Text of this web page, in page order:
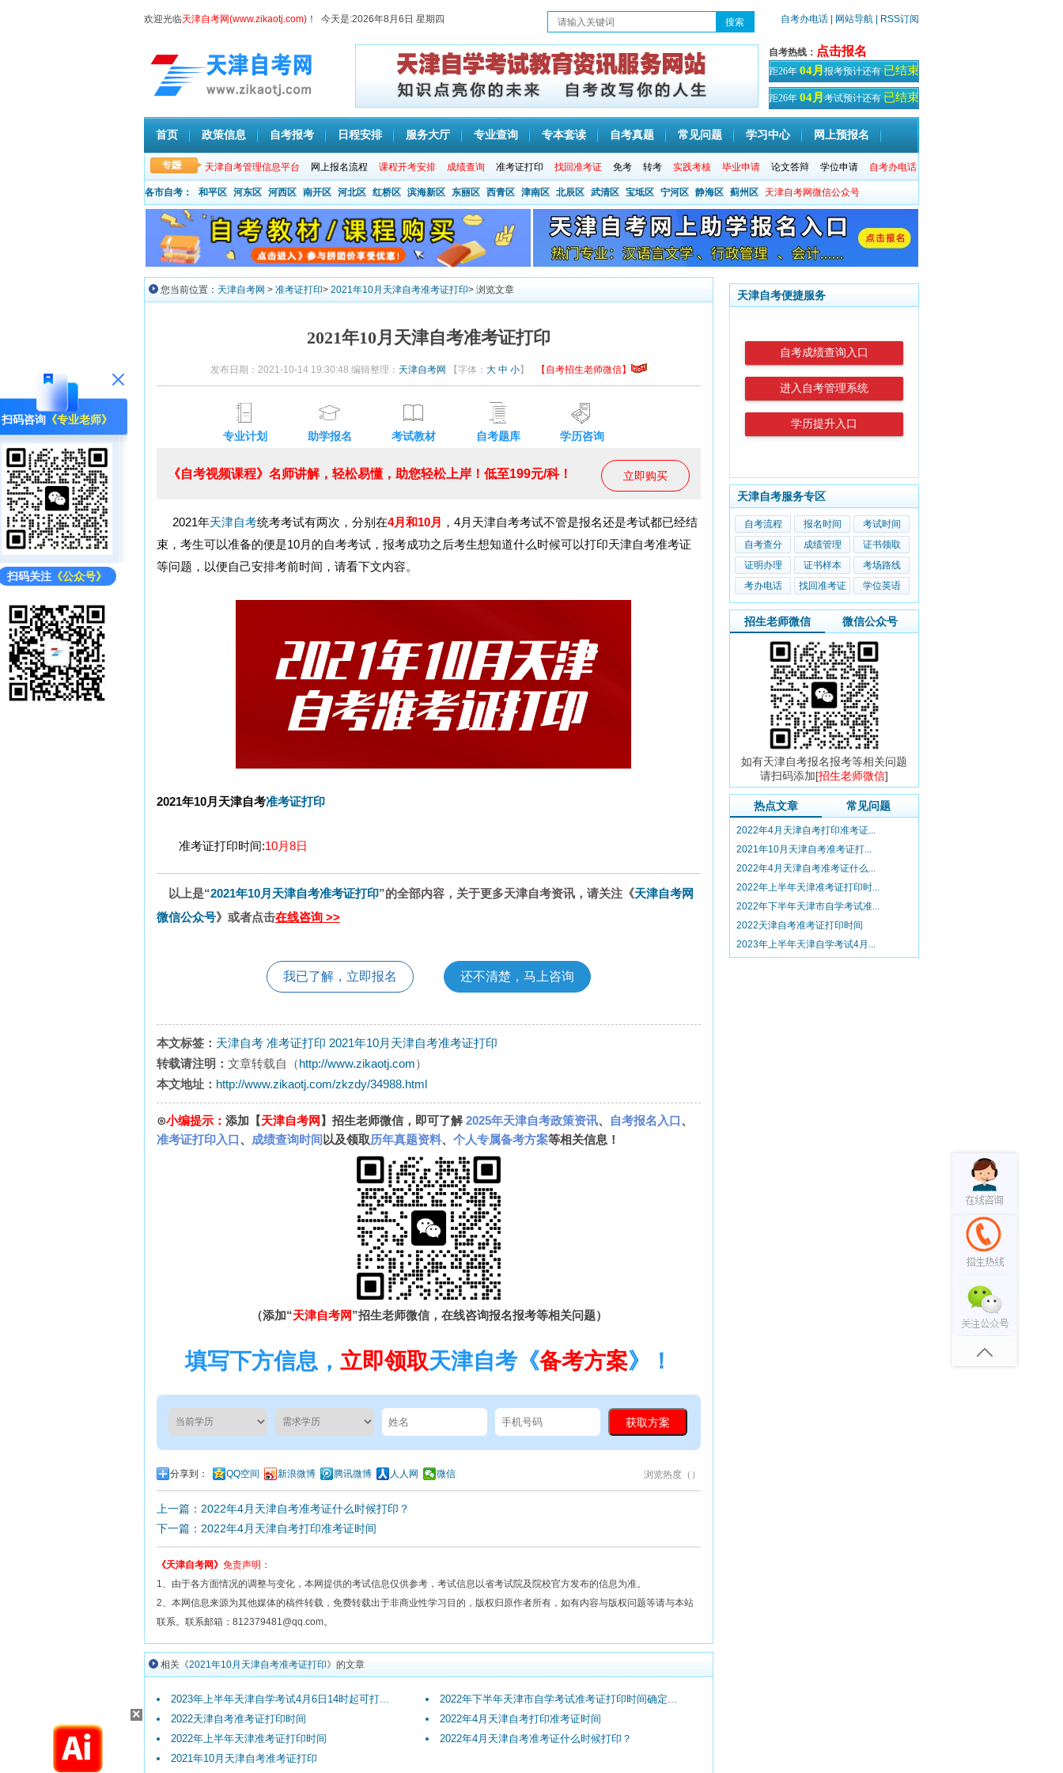
扫码咨询 《专业老师》
扫码关注 《公众号》
×
欢迎光临天津自考网(www.zikaotj.com) ！ 今天是:2026年8月6日 星期四 自考办电话 | 网站导航 | RSS订阅
自考热线： 点击报名
距26年 04月 报考预计还有 已结束
天！
距26年 04月 考试预计还有 已结束
天
首页 政策信息 自考报考 日程安排 服务大厅 专业查询 专本套读 自考真题 常见问题 学习中心 网上预报名
天津自考管理信息平台 网上报名流程 课程开考安排 成绩查询 准考证打印 找回准考证 免考 转考 实践考核 毕业申请 论文答辩 学位申请 自考办电话
各市自考： 和平区 河东区 河西区 南开区 河北区 红桥区 滨海新区 东丽区 西青区 津南区 北辰区 武清区 宝坻区 宁河区 静海区 蓟州区 天津自考网微信公众号
您当前位置： 天津自考网 > 准考证打印> 2021年10月天津自考准考证打印> 浏览文章
2021年10月天津自考准考证打印
发布日期：2021-10-14 19:30:48 编辑整理： 天津自考网 【字体： 大 中 小】 【自考招生老师微信】
专业计划 助学报名 考试教材 自考题库 学历咨询
立即购买
《自考视频课程》名师讲解，轻松易懂，助您轻松上岸！低至199元/科！
2021年天津自考统考考试有两次，分别在4月和10月 ，4月天津自考考试不管是报名还是考试都已经结
束，考生可以准备的便是10月的自考考试，报考成功之后考生想知道什么时候可以打印天津自考准考证
等问题，以便自己安排考前时间，请看下文内容。
2021年10月天津自考准考证打印
准考证打印时间:10月8日
以上是“2021年10月天津自考准考证打印”的全部内容，关于更多天津自考资讯，请关注《天津自考网
微信公众号》或者点击在线咨询 >>
我已了解，立即报名 还不清楚，马上咨询
本文标签： 天津自考 准考证打印 2021年10月天津自考准考证打印
转载请注明： 文章转载自（http://www.zikaotj.com）
本文地址： http://www.zikaotj.com/zkzdy/34988.html
⊙小编提示： 添加【天津自考网 】招生老师微信，即可了解2025年天津自考政策资讯、 自考报名入口、
准考证打印入口、 成绩查询时间 以及领取历年真题资料、 个人专属备考方案等相关信息！
（添加“天津自考网”招生老师微信，在线咨询报名报考等相关问题）
填写下方信息， 立即领取天津自考《备考方案》！
分享到： QQ空间 新浪微博 腾讯微博 人人网 微信 浏览热度（ ）
上一篇：2022年4月天津自考准考证什么时候打印？
下一篇：2022年4月天津自考打印准考证时间
《天津自考网》 免责声明：
1、由于各方面情况的调整与变化，本网提供的考试信息仅供参考，考试信息以省考试院及院校官方发布的信息为准。
2、本网信息来源为其他媒体的稿件转载，免费转载出于非商业性学习目的，版权归原作者所有，如有内容与版权问题等请与本站
联系。联系邮箱：812379481@qq.com。
相关《2021年10月天津自考准考证打印》的文章
2023年上半年天津自学考试4月6日14时起可打...
2022年下半年天津市自学考试准考证打印时间确定...
2022天津自考准考证打印时间
2022年4月天津自考打印准考证时间
2022年上半年天津准考证打印时间
2022年4月天津自考准考证什么时候打印？
2021年10月天津自考准考证打印
天津自考便捷服务
自考成绩查询入口
进入自考管理系统
学历提升入口
天津自考服务专区
自考流程 报名时间
考试时间
自考查分
成绩管理
证书领取
证明办理
证书样本
考场路线
考办电话
找回准考证 学位英语
招生老师微信 微信公众号
如有天津自考报名报考等相关问题
请扫码添加[招生老师微信]
热点文章 常见问题
2022年4月天津自考打印准考证...
2021年10月天津自考准考证打...
2022年4月天津自考准考证什么...
2022年上半年天津准考证打印时...
2022年下半年天津市自学考试准...
2022天津自考准考证打印时间
2023年上半年天津自学考试4月...